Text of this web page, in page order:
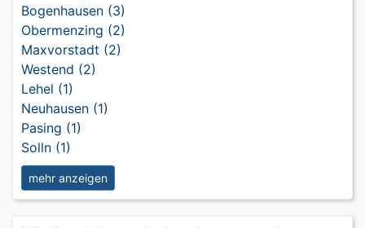
Bogenhausen (3)
Obermenzing (2)
Maxvorstadt (2)
Westend (2)
Lehel (1)
Neuhausen (1)
Pasing (1)
Solln (1)
mehr anzeigen